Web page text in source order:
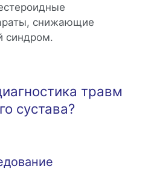
снижающие
синдром.
травм
сустава?